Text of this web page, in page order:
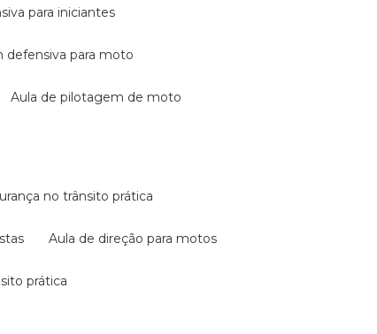
para iniciantes
defensiva para moto
aula de pilotagem de moto
no trânsito prática
aula de direção para motos
prática